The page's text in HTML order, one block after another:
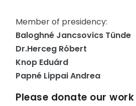
Member of presidency:
Baloghné Jancsovics Tünde
Dr.Herceg Róbert
Knop Eduárd
Papné Lippai Andrea
Please donate our work